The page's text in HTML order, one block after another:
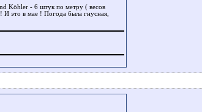
Köhler - 6 штук по метру ( весов
И это в мае ! Погода была гнусная,